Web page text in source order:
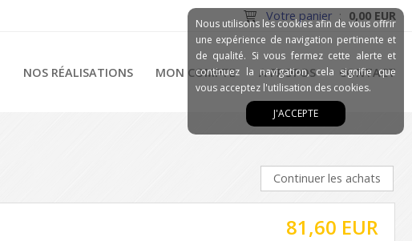
Votre panier : 0,00 EUR
NOS RÉALISATIONS MON COMPTE A PROPOS CONTACT
Continuer les achats
81,60 EUR
Nous utilisons les cookies afin de vous offrir
une expérience de navigation pertinente et
de qualité. Si vous fermez cette alerte et
continuez la navigation, cela signifie que
vous acceptez l'utilisation des cookies.
J'ACCEPTE